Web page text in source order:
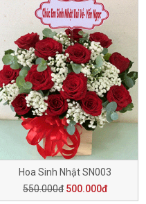
Hoa Sinh Nhật SN003
550.000đ 500.000đ